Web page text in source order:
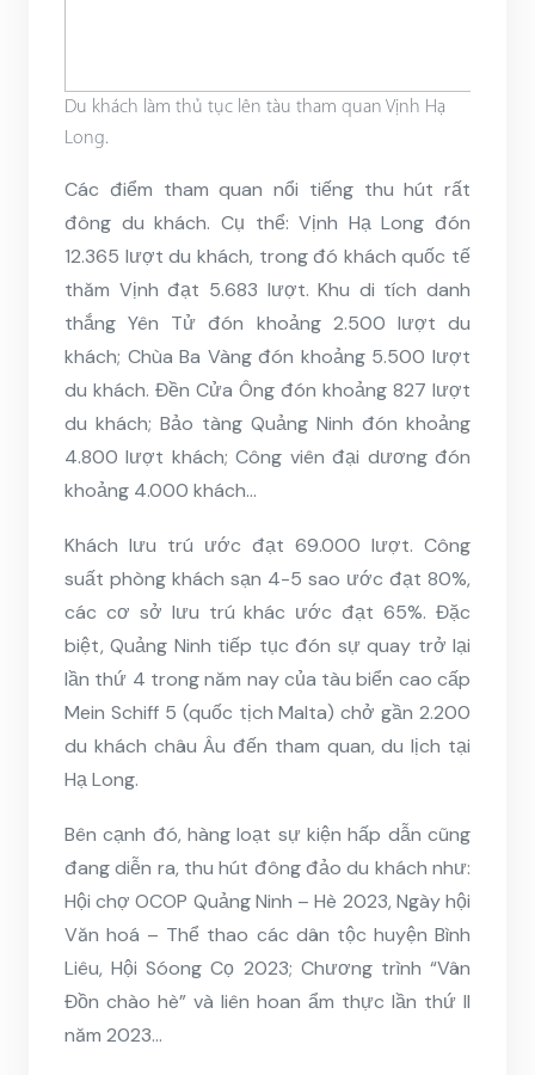
Du khách làm thủ tục lên tàu tham quan Vịnh Hạ
Long.
Các điểm tham quan nổi tiếng thu hút rất
đông du khách. Cụ thể: Vịnh Hạ Long đón
12.365 lượt du khách, trong đó khách quốc tế
thăm Vịnh đạt 5.683 lượt. Khu di tích danh
thắng Yên Tử đón khoảng 2.500 lượt du
khách; Chùa Ba Vàng đón khoảng 5.500 lượt
du khách. Đền Cửa Ông đón khoảng 827 lượt
du khách; Bảo tàng Quảng Ninh đón khoảng
4.800 lượt khách; Công viên đại dương đón
khoảng 4.000 khách…
Khách lưu trú ước đạt 69.000 lượt. Công
suất phòng khách sạn 4-5 sao ước đạt 80%,
các cơ sở lưu trú khác ước đạt 65%. Đặc
biệt, Quảng Ninh tiếp tục đón sự quay trở lại
lần thứ 4 trong năm nay của tàu biển cao cấp
Mein Schiff 5 (quốc tịch Malta) chở gần 2.200
du khách châu Âu đến tham quan, du lịch tại
Hạ Long.
Bên cạnh đó, hàng loạt sự kiện hấp dẫn cũng
đang diễn ra, thu hút đông đảo du khách như:
Hội chợ OCOP Quảng Ninh – Hè 2023, Ngày hội
Văn hoá – Thể thao các dân tộc huyện Bình
Liêu, Hội Sóong Cọ 2023; Chương trình “Vân
Đồn chào hè” và liên hoan ẩm thực lần thứ II
năm 2023…